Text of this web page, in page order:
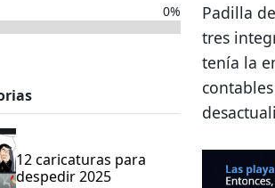
0%
12 caricaturas para
despedir 2025
Padilla
tres
tenía la